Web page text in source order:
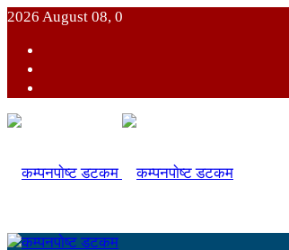
2026 August 08, 0